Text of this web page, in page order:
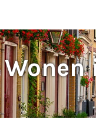
Wonen